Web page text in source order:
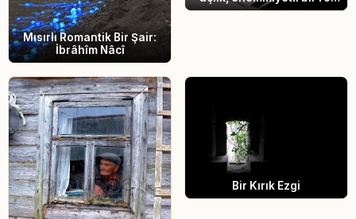
Mısırlı Romantik Bir Şair:
İbrâhîm Nâcî
oynayacak
Bir Kırık Ezgi